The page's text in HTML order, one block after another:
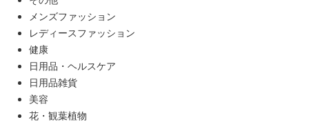
メンズファッション
レディースファッション
健康
日用品・ヘルスケア
日用品雑貨
美容
花・観葉植物